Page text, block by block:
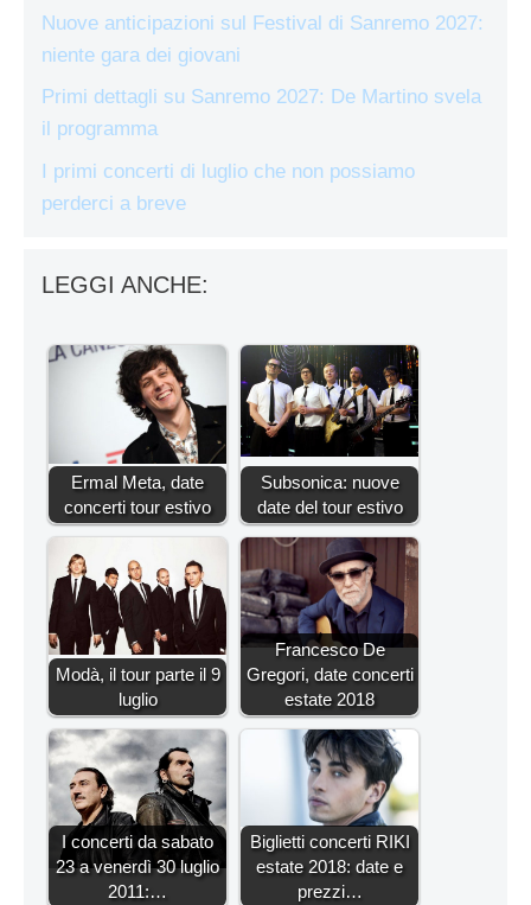
Nuove anticipazioni sul Festival di Sanremo 2027:
niente gara dei giovani
Primi dettagli su Sanremo 2027: De Martino svela
il programma
I primi concerti di luglio che non possiamo
perderci a breve
LEGGI ANCHE:
Ermal Meta, date
concerti tour estivo
Subsonica: nuove
date del tour estivo
Modà, il tour parte il 9
luglio
Francesco De
Gregori, date concerti
estate 2018
I concerti da sabato
23 a venerdì 30 luglio
2011:…
Biglietti concerti RIKI
estate 2018: date e
prezzi…